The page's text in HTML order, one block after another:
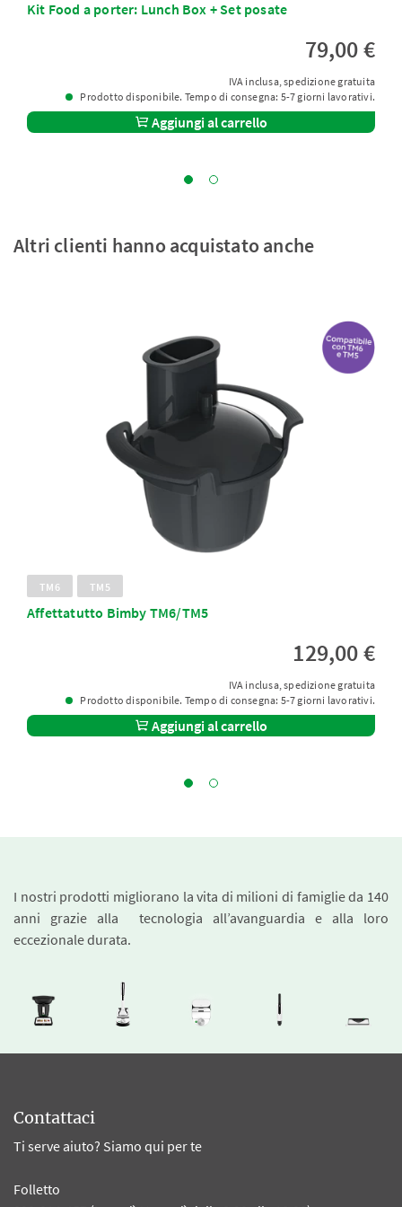
Kit Food a porter: Lunch Box + Set posate
79,00 €
IVA inclusa, spedizione gratuita
Prodotto disponibile. Tempo di consegna: 5-7 giorni lavorativi.
Aggiungi al carrello
Altri clienti hanno acquistato anche
TM6 TM5
Affettatutto Bimby TM6/TM5
129,00 €
IVA inclusa, spedizione gratuita
Prodotto disponibile. Tempo di consegna: 5-7 giorni lavorativi.
Aggiungi al carrello
I nostri prodotti migliorano la vita di milioni di famiglie da 140
anni grazie alla tecnologia all’avanguardia e alla loro
eccezionale durata.
Contattaci
Ti serve aiuto? Siamo qui per te
Folletto